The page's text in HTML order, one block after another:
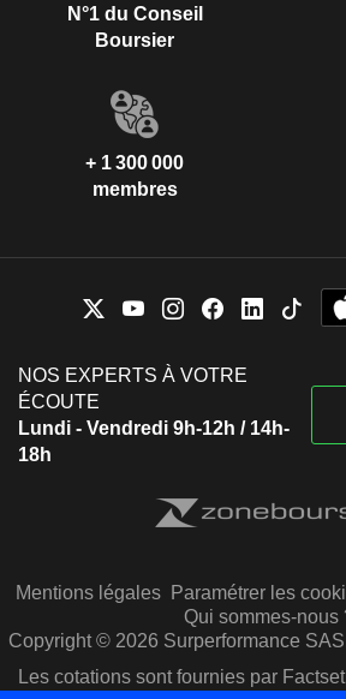
N°1 du Conseil
Boursier
+ 1 300 000
membres
NOS EXPERTS À VOTRE
ÉCOUTE
Lundi - Vendredi 9h-12h / 14h-
18h
Mentions légales Paramétrer les
Qui sommes-nous
Copyright © 2026 Surperformance
Les cotations sont fournies par